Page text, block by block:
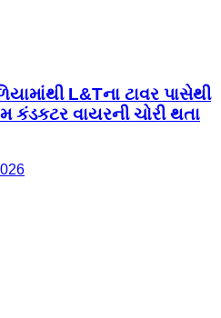
L&Tના ટાવર પાસેથી
કંડકટર વાયરની ચોરી થતા